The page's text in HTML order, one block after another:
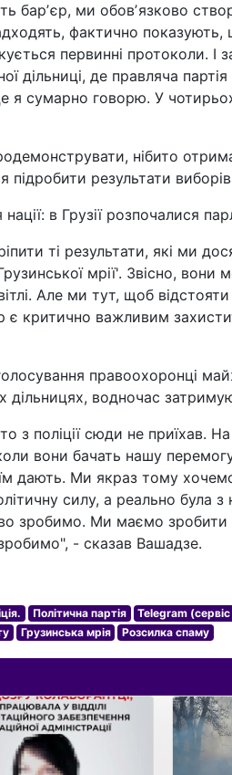
барʼєр, ми обовʼязково
фактично
первинні протоколи. І
де правляча
сумарно говорю. У
нібито
результати
в Грузії розпочалися
ті результати, які ми
мрії'. Звісно, вони
Але ми тут, щоб
критично важливим
правоохоронці
водночас
з поліції сюди не приїхав.
вони бачать нашу
їм дають. Ми якраз тому
силу, а реально була
зробимо. Ми маємо зробити
- сказав Вашадзе.
Політична партія
Telegram
Грузинська мрія Розсилка спаму